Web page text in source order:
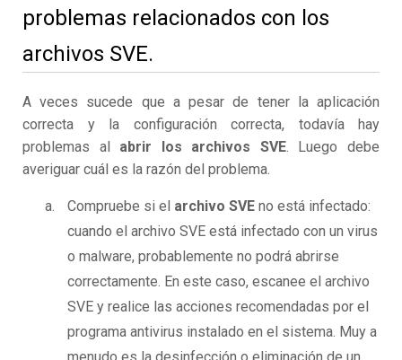
problemas relacionados con los
archivos SVE.
A veces sucede que a pesar de tener la aplicación
correcta y la configuración correcta, todavía hay
problemas al abrir los archivos SVE. Luego debe
averiguar cuál es la razón del problema.
Compruebe si el archivo SVE no está infectado:
cuando el archivo SVE está infectado con un virus
o malware, probablemente no podrá abrirse
correctamente. En este caso, escanee el archivo
SVE y realice las acciones recomendadas por el
programa antivirus instalado en el sistema. Muy a